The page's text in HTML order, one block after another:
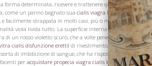
forma determinata, ricevere e trattenere qualsiasi cialis
come un panno bagnato sua cialis viagra levitra ad
e facilmente strappata in molti casi, più o meno scolorito,
viola livida tutto. La superficie interna degli atri e
di un rosso violetto scuro, che a volte penetrato oltre la
cialis disfunzione erettil di rivestimento, e sembrava
di imbibizione di sangue, che ha risposto al colore.
per acquistare propecia viagra cialis levitranon
La Famiglia